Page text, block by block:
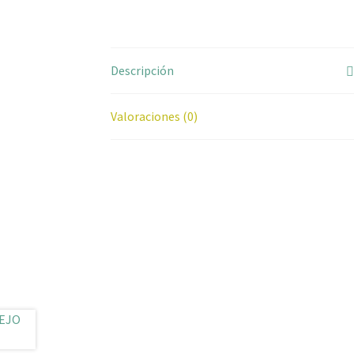
Descripción
Valoraciones (0)